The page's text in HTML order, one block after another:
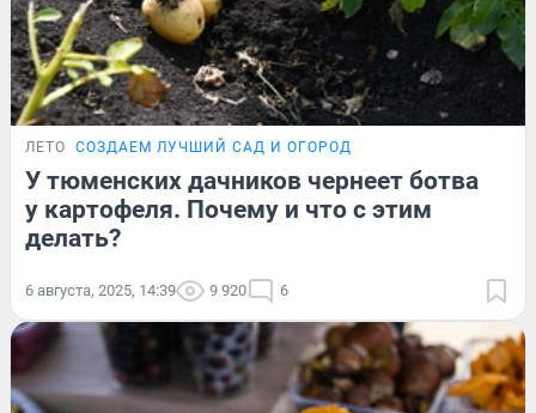
ЛЕТО СОЗДАЕМ ЛУЧШИЙ САД И ОГОРОД
У тюменских дачников чернеет ботва
у картофеля. Почему и что с этим
делать?
6 августа, 2025, 14:39 9 920 6